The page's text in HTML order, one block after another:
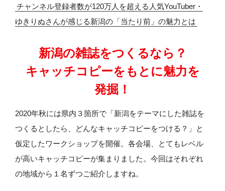
チャンネル登録者数が120万人を超える人気YouTuber・
ゆきりぬさんが感じる新潟の「当たり前」の魅力とは
新潟の雑誌をつくるなら？
キャッチコピーをもとに魅力を
発掘！
2020年秋には県内３箇所で「新潟をテーマにした雑誌を
つくるとしたら、どんなキャッチコピーをつける？」と
仮定したワークショップを開催。各会場、とてもレベル
が高いキャッチコピーが集まりました。今回はそれぞれ
の地域から１名ずつご紹介しますね。